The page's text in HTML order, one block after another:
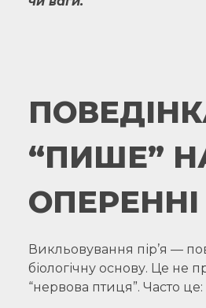
“ПИШЕ”
ОПЕРЕННІ
Викльовування пір’я —
біологічну основу. Це не
“нервова птиця”. Часто це: